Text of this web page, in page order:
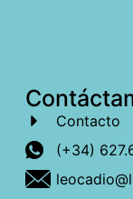
Contacto
(+34)